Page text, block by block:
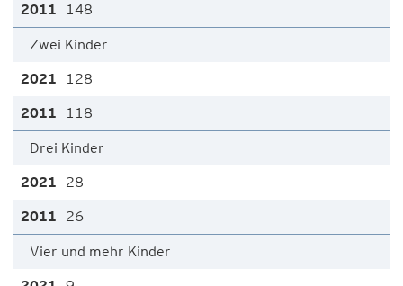
148
Zwei Kinder
128
118
Drei Kinder
28
26
Vier und mehr Kinder